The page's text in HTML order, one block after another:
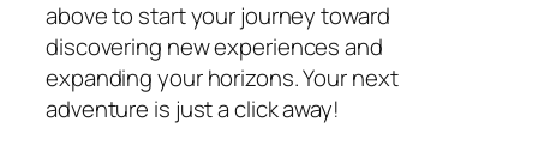
above to start your journey toward
discovering new experiences and
expanding your horizons. Your next
adventure is just a click away!